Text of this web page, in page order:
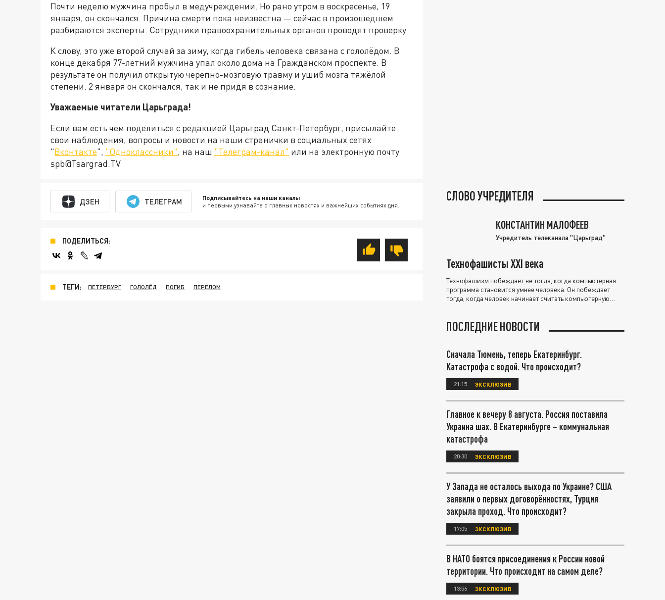
Почти неделю мужчина пробыл в медучреждении. Но рано утром в воскресенье, 19
января, он скончался. Причина смерти пока неизвестна — сейчас в произошедшем
разбираются эксперты. Сотрудники правоохранительных органов проводят проверку
К слову, это уже второй случай за зиму, когда гибель человека связана с гололёдом. В
конце декабря 77-летний мужчина упал около дома на Гражданском проспекте. В
результате он получил открытую черепно-мозговую травму и ушиб мозга тяжёлой
степени. 2 января он скончался, так и не придя в сознание.
Уважаемые читатели Царьграда!
Если вам есть чем поделиться с редакцией Царьград Санкт-Петербург, присылайте
свои наблюдения, вопросы и новости на наши странички в социальных сетях
"Вконтакте", "Одноклассники", на наш "Телеграм-канал" или на электронную почту
spb@Tsargrad.TV
ДЗЕН ТЕЛЕГРАМ Подписывайтесь на наши каналы
и первыми узнавайте о главных новостях и важнейших событиях дня.
ПОДЕЛИТЬСЯ:
ТЕГИ: ПЕТЕРБУРГ ГОЛОЛЁД ПОГИБ ПЕРЕЛОМ
СЛОВО УЧРЕДИТЕЛЯ
КОНСТАНТИН МАЛОФЕЕВ
Учредитель телеканала "Царьград"
Технофашисты XXI века
Технофашизм побеждает не тогда, когда компьютерная
программа становится умнее человека. Он побеждает
тогда, когда человек начинает считать компьютерную
ПОСЛЕДНИЕ НОВОСТИ
Сначала Тюмень, теперь Екатеринбург.
Катастрофа с водой. Что происходит?
21:15 ЭКСКЛЮЗИВ
Главное к вечеру 8 августа. Россия поставила
Украина шах. В Екатеринбурге – коммунальная
катастрофа
20:30 ЭКСКЛЮЗИВ
У Запада не осталось выхода по Украине? США
заявили о первых договорённостях, Турция
закрыла проход. Что происходит?
17:05 ЭКСКЛЮЗИВ
В НАТО боятся присоединения к России новой
территории. Что происходит на самом деле?
13:56 ЭКСКЛЮЗИВ